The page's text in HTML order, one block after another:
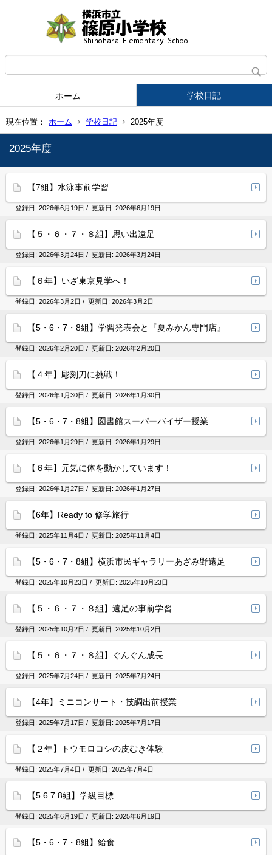
ホーム 学校日記
現在位置： ホーム 学校日記 2025年度
2025年度
【7組】水泳事前学習
登録日: 2026年6月19日 / 更新日: 2026年6月19日
【５・６・７・８組】思い出遠足
登録日: 2026年3月24日 / 更新日: 2026年3月24日
【６年】いざ東京見学へ！
登録日: 2026年3月2日 / 更新日: 2026年3月2日
【5・6・7・8組】学習発表会と『夏みかん専門店』
登録日: 2026年2月20日 / 更新日: 2026年2月20日
【４年】彫刻刀に挑戦！
登録日: 2026年1月30日 / 更新日: 2026年1月30日
【5・6・7・8組】図書館スーパーバイザー授業
登録日: 2026年1月29日 / 更新日: 2026年1月29日
【６年】元気に体を動かしています！
登録日: 2026年1月27日 / 更新日: 2026年1月27日
【6年】Ready to 修学旅行
登録日: 2025年11月4日 / 更新日: 2025年11月4日
【5・6・7・8組】横浜市民ギャラリーあざみ野遠足
登録日: 2025年10月23日 / 更新日: 2025年10月23日
【５・６・７・８組】遠足の事前学習
登録日: 2025年10月2日 / 更新日: 2025年10月2日
【５・６・７・８組】ぐんぐん成長
登録日: 2025年7月24日 / 更新日: 2025年7月24日
【4年】ミニコンサート・技調出前授業
登録日: 2025年7月17日 / 更新日: 2025年7月17日
【２年】トウモロコシの皮むき体験
登録日: 2025年7月4日 / 更新日: 2025年7月4日
【5.6.7.8組】学級目標
登録日: 2025年6月19日 / 更新日: 2025年6月19日
【5・6・7・8組】給食